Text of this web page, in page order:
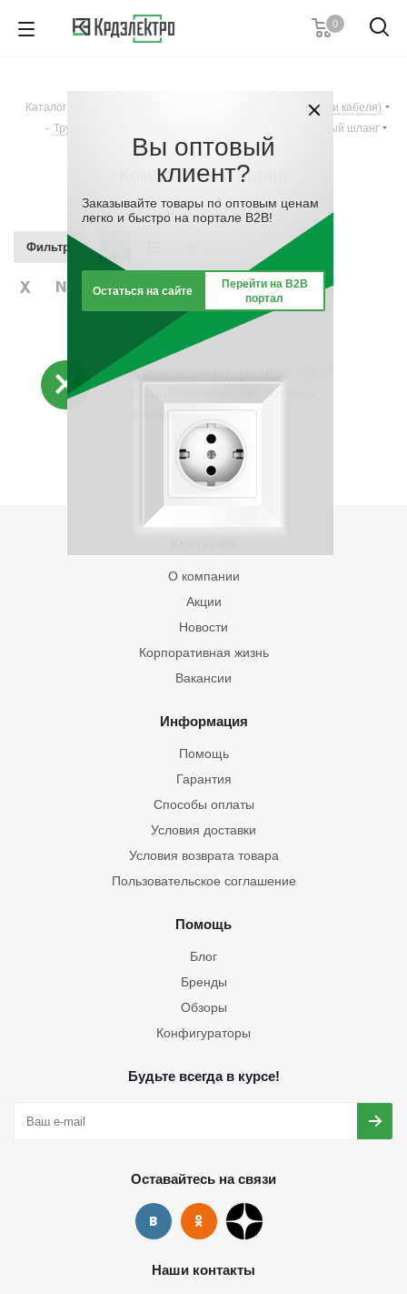
0
Каталог
Кабеленесущие системы (системы для прокладки кабеля)
- Трубы и рукава для прокладки кабеля Композитный шланг
Композитный шланг
Фильтр
К сожалению, раздел пуст
В данный момент нет активных
товаров
О компании
Акции
Новости
Корпоративная жизнь
Вакансии
Информация
Помощь
Гарантия
Способы оплаты
Условия доставки
Условия возврата товара
Пользовательское соглашение
Помощь
Блог
Бренды
Обзоры
Конфигураторы
Будьте всегда в курсе!
Оставайтесь на связи
Наши контакты
Вы оптовый
клиент?
Заказывайте товары по оптовым ценам
легко и быстро на портале B2B!
Остаться на сайте
Перейти на B2B
портал